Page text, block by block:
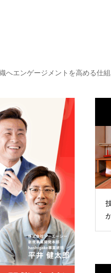
エンゲージメントを高める仕組